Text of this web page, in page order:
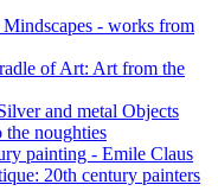
- works from
of Art: Art from the
and metal Objects
the noughties
painting - Emile Claus
20th century painters